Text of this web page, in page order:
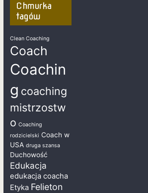
Chmurka
tagów
Clean Coaching
Coach
Coachin
g coaching
mistrzostw
o Coaching
rodzicielski Coach w
USA druga szansa
Duchowość
Edukacja
edukacja coacha
Etyka Felieton